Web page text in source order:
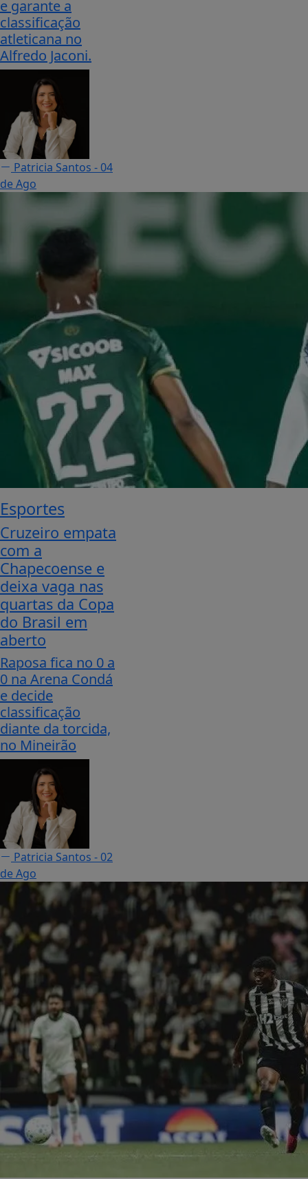
e garante a
classificação
atleticana no
Alfredo Jaconi.
Patricia Santos - 04
de Ago
Esportes
Cruzeiro empata
com a
Chapecoense e
deixa vaga nas
quartas da Copa
do Brasil em
aberto
Raposa fica no 0 a
0 na Arena Condá
e decide
classificação
diante da torcida,
no Mineirão
Patricia Santos - 02
de Ago